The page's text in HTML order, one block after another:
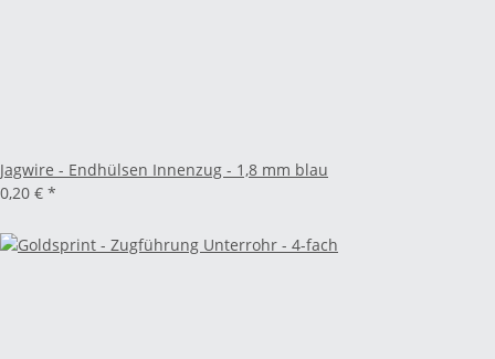
Jagwire - Endhülsen Innenzug - 1,8 mm blau
0,20 € *